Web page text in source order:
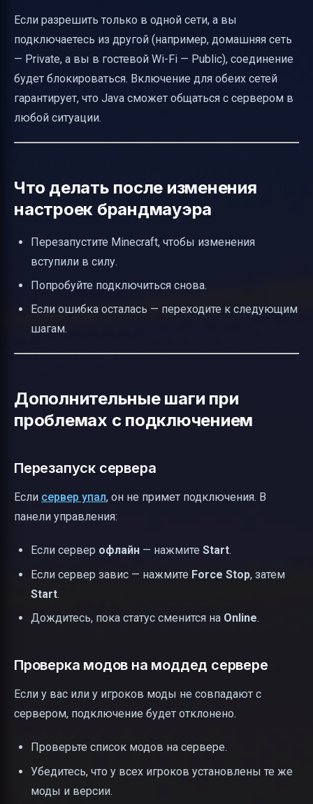
Если разрешить только в одной сети, а вы
подключаетесь из другой (например, домашняя сеть
— Private, а вы в гостевой Wi-Fi — Public), соединение
будет блокироваться. Включение для обеих сетей
гарантирует, что Java сможет общаться с сервером в
любой ситуации.
Что делать после изменения
настроек брандмауэра
Перезапустите Minecraft, чтобы изменения
вступили в силу.
Попробуйте подключиться снова.
Если ошибка осталась — переходите к следующим
шагам.
Дополнительные шаги при
проблемах с подключением
Перезапуск сервера
Если сервер упал, он не примет подключения. В
панели управления:
Если сервер офлайн — нажмите Start.
Если сервер завис — нажмите Force Stop, затем
Start.
Дождитесь, пока статус сменится на Online.
Проверка модов на моддед сервере
Если у вас или у игроков моды не совпадают с
сервером, подключение будет отклонено.
Проверьте список модов на сервере.
Убедитесь, что у всех игроков установлены те же
моды и версии.